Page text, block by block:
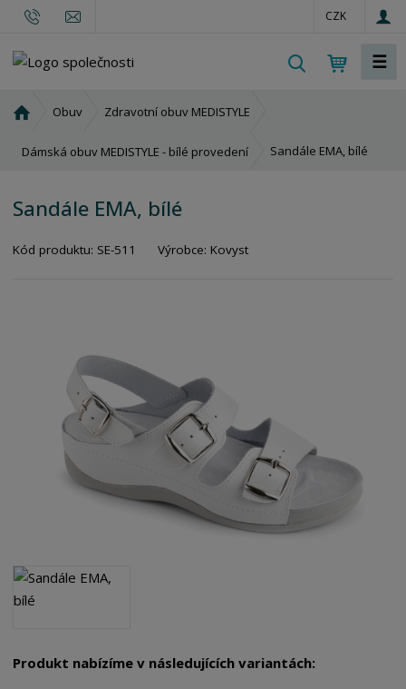
CZK
e
☰
o
í
t
Obuv Zdravotní obuv MEDISTYLE
Dámská obuv MEDISTYLE - bílé provedení Sandále EMA, bílé
Sandále EMA, bílé
Kód produktu: SE-511 Výrobce: Kovyst
Produkt nabízíme v následujících variantách: